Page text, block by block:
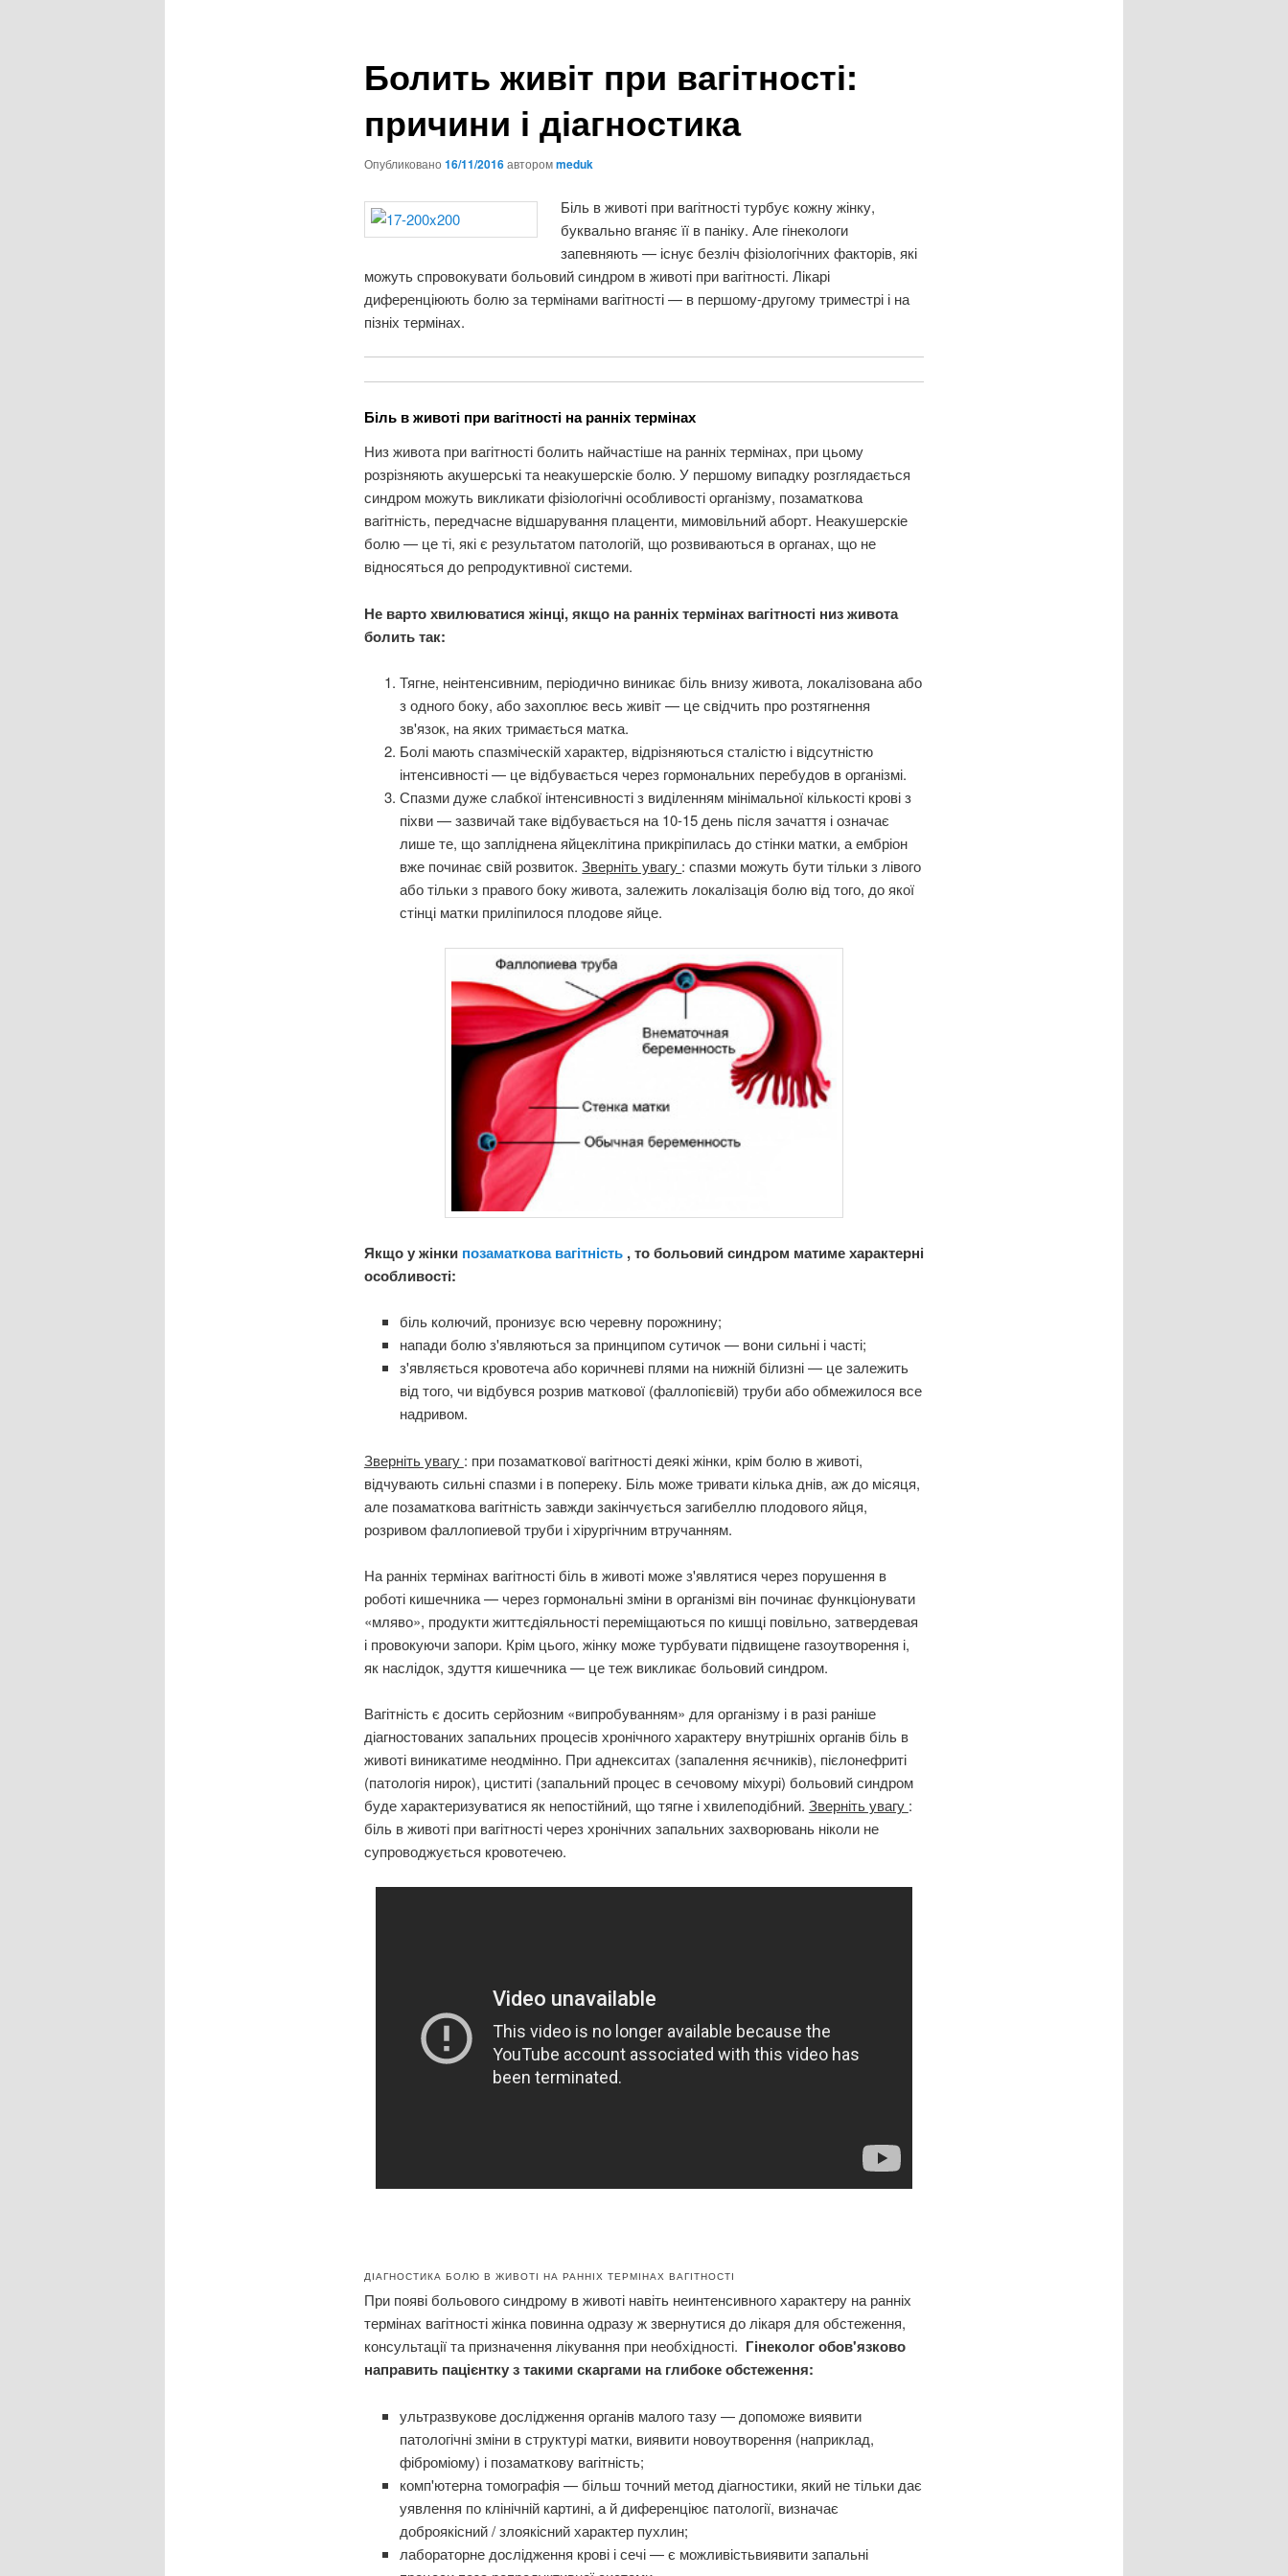
Болить живіт при вагітності:
причини і діагностика
Опубликовано 16/11/2016авторомmeduk
Біль в животі при вагітності турбує кожну жінку,
буквально вганяє її в паніку. Але гінекологи
запевняють — існує безліч фізіологічних факторів, які
можуть спровокувати больовий синдром в животі при вагітності. Лікарі
диференціюють болю за термінами вагітності — в першому-другому триместрі і на
пізніх термінах.
Біль в животі при вагітності на ранніх термінах
Низ живота при вагітності болить найчастіше на ранніх термінах, при цьому
розрізняють акушерські та неакушерскіе болю. У першому випадку розглядається
синдром можуть викликати фізіологічні особливості організму, позаматкова
вагітність, передчасне відшарування плаценти, мимовільний аборт. Неакушерскіе
болю — це ті, які є результатом патологій, що розвиваються в органах, що не
відносяться до репродуктивної системи.
Не варто хвилюватися жінці, якщо на ранніх термінах вагітності низ живота
болить так:
Тягне, неінтенсивним, періодично виникає біль внизу живота, локалізована або
з одного боку, або захоплює весь живіт — це свідчить про розтягнення
зв'язок, на яких тримається матка.
Болі мають спазміческій характер, відрізняються сталістю і відсутністю
інтенсивності — це відбувається через гормональних перебудов в організмі.
Спазми дуже слабкої інтенсивності з виділенням мінімальної кількості крові з
піхви — зазвичай таке відбувається на 10-15 день після зачаття і означає
лише те, що запліднена яйцеклітина прикріпилась до стінки матки, а ембріон
вже починає свій розвиток.Зверніть увагу : спазми можуть бути тільки з лівого
або тільки з правого боку живота, залежить локалізація болю від того, до якої
стінці матки приліпилося плодове яйце.
Якщо у жінки позаматкова вагітність , то больовий синдром матиме характерні
особливості:
біль колючий, пронизує всю черевну порожнину;
напади болю з'являються за принципом сутичок — вони сильні і часті;
з'являється кровотеча або коричневі плями на нижній білизні — це залежить
від того, чи відбувся розрив маткової (фаллопієвій) труби або обмежилося все
надривом.
Зверніть увагу : при позаматкової вагітності деякі жінки, крім болю в животі,
відчувають сильні спазми і в попереку. Біль може тривати кілька днів, аж до місяця,
але позаматкова вагітність завжди закінчується загибеллю плодового яйця,
розривом фаллопиевой труби і хірургічним втручанням.
На ранніх термінах вагітності біль в животі може з'являтися через порушення в
роботі кишечника — через гормональні зміни в організмі він починає функціонувати
«мляво», продукти життєдіяльності переміщаються по кишці повільно, затвердевая
і провокуючи запори. Крім цього, жінку може турбувати підвищене газоутворення і,
як наслідок, здуття кишечника — це теж викликає больовий синдром.
Вагітність є досить серйозним «випробуванням» для організму і в разі раніше
діагностованих запальних процесів хронічного характеру внутрішніх органів біль в
животі виникатиме неодмінно. При аднекситах (запалення яєчників), пієлонефриті
(патологія нирок), циститі (запальний процес в сечовому міхурі) больовий синдром
буде характеризуватися як непостійний, що тягне і хвилеподібний. Зверніть увагу :
біль в животі при вагітності через хронічних запальних захворювань ніколи не
супроводжується кровотечею.
ДІАГНОСТИКА БОЛЮ В ЖИВОТІ НА РАННІХ ТЕРМІНАХ ВАГІТНОСТІ
При появі больового синдрому в животі навіть неинтенсивного характеру на ранніх
термінах вагітності жінка повинна одразу ж звернутися до лікаря для обстеження,
консультації та призначення лікування при необхідності. Гінеколог обов'язково
направить пацієнтку з такими скаргами на глибоке обстеження:
ультразвукове дослідження органів малого тазу — допоможе виявити
патологічні зміни в структурі матки, виявити новоутворення (наприклад,
фіброміому) і позаматкову вагітність;
комп'ютерна томографія — більш точний метод діагностики, який не тільки дає
уявлення по клінічній картині, а й диференціює патології, визначає
доброякісний / злоякісний характер пухлин;
лабораторне дослідження крові і сечі — є можливістьвиявити запальні